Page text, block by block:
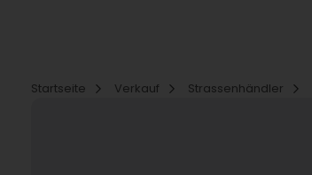
Startseite
Verkauf Strassenhändler